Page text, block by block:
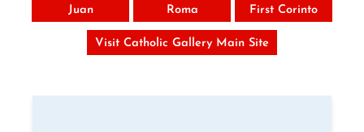
Juan Roma First Corinto
Visit Catholic Gallery Main Site